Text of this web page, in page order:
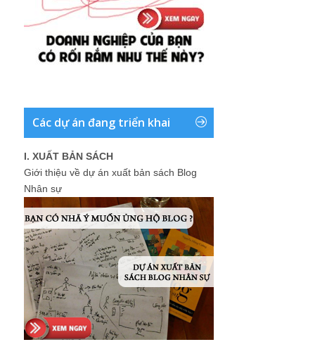
Các dự án đang triển khai
I. XUẤT BẢN SÁCH
Giới thiệu về dự án xuất bản sách Blog
Nhân sự